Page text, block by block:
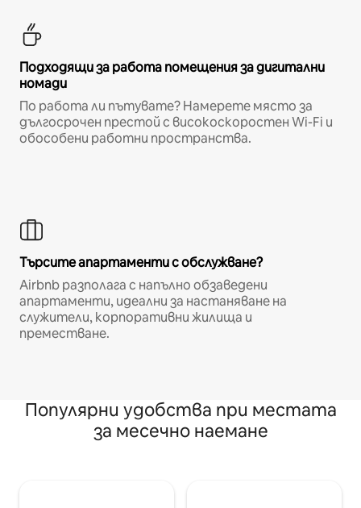
Подходящи за работа помещения за дигитални
номади
По работа ли пътувате? Намерете място за
дългосрочен престой с високоскоростен Wi-Fi и
обособени работни пространства.
Търсите апартаменти с обслужване?
Airbnb разполага с напълно обзаведени
апартаменти, идеални за настаняване на
служители, корпоративни жилища и
преместване.
Популярни удобства при местата
за месечно наемане